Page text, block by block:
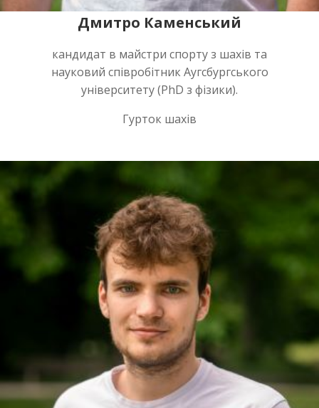
Дмитро Каменський
кандидат в майстри спорту з шахів та
науковий співробітник Аугсбургського
університету (PhD з фізики).
Гурток шахів